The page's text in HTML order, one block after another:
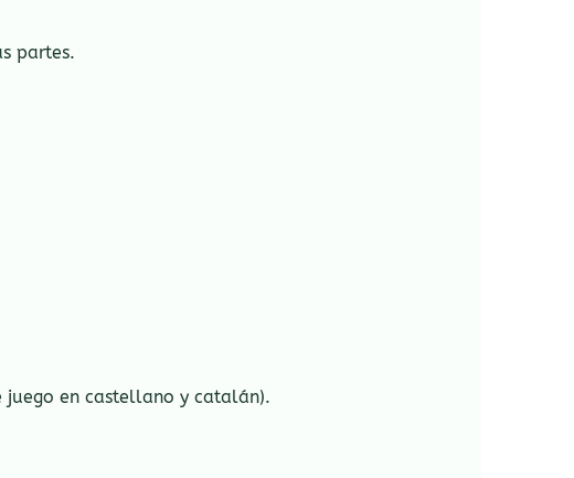
partes.
juego en castellano y catalán).